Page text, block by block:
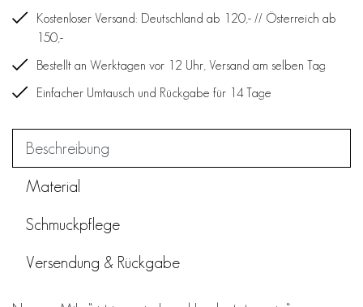
Kostenloser Versand: Deutschland ab 120,- // Österreich ab
150,-
Bestellt an Werktagen vor 12 Uhr, Versand am selben Tag
Einfacher Umtausch und Rückgabe für 14 Tage
Beschreibung
Material
Schmuckpflege
Versendung & Rückgabe